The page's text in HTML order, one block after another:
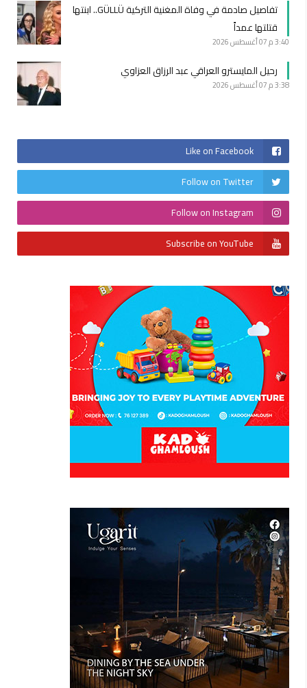
تفاصيل صادمة في وفاة المغنية التركية GÜLLÜ.. ابنتها
قتلتها عمداً
3:40 م 07 أغسطس 2026
رحيل المايسترو العراقي عبد الرزاق العزاوي
3:38 م 07 أغسطس 2026
Like on Facebook
Follow on Twitter
Follow on Instagram
Subscribe on YouTube